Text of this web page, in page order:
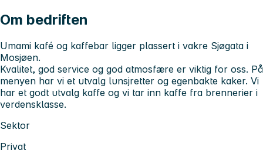
Om bedriften
Umami kafé og kaffebar ligger plassert i vakre Sjøgata i
Mosjøen.
Kvalitet, god service og god atmosfære er viktig for oss. På
menyen har vi et utvalg lunsjretter og egenbakte kaker. Vi
har et godt utvalg kaffe og vi tar inn kaffe fra brennerier i
verdensklasse.
Sektor
Privat